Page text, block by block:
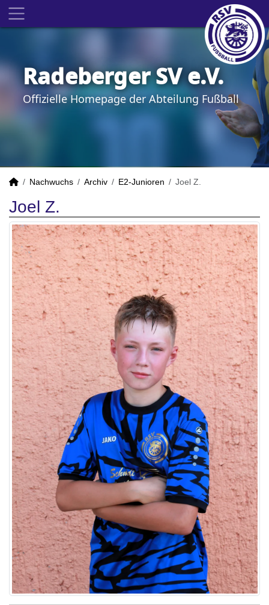
Radeberger SV e.V.
Offizielle Homepage der Abteilung Fußball
Nachwuchs Archiv E2-Junioren Joel Z.
Joel Z.